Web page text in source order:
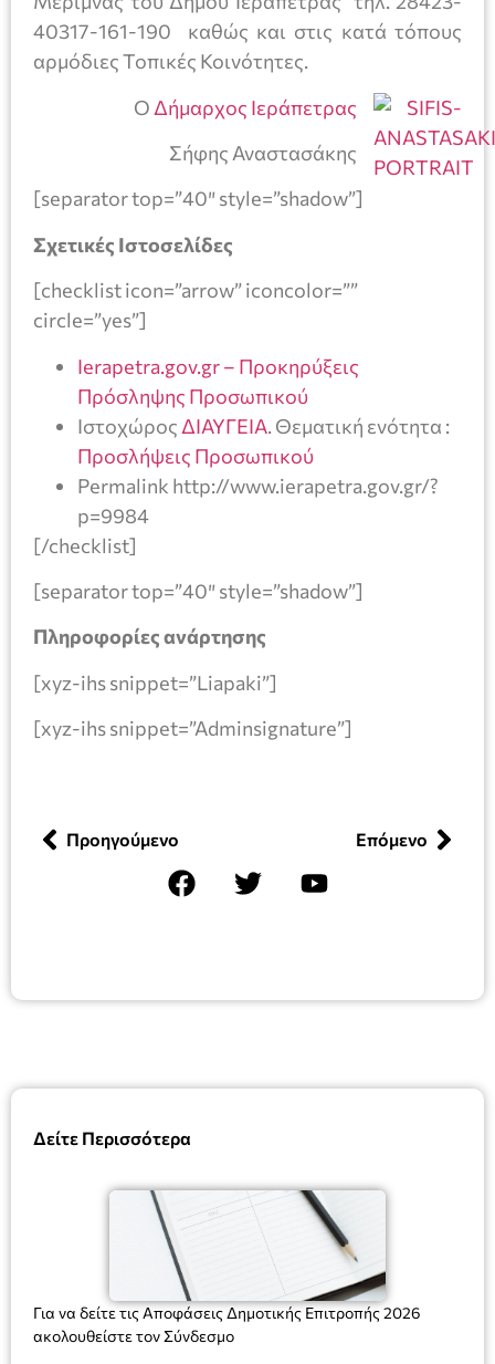
Δείτε Περισσότερα
Για να δείτε τις Αποφάσεις Δημοτικής Επιτροπής 2026
ακολουθείστε τον Σύνδεσμο
40317-161-190 καθώς και στις κατά τόπους
αρμόδιες Τοπικές Κοινότητες.
Ο Δήμαρχος Ιεράπετρας
Σήφης Αναστασάκης
[separator top=”40″ style=”shadow”]
Σχετικές Ιστοσελίδες
[checklist icon=”arrow” iconcolor=””
circle=”yes”]
Ierapetra.gov.gr – Προκηρύξεις
Πρόσληψης Προσωπικού
Ιστοχώρος ΔΙΑΥΓΕΙΑ. Θεματική ενότητα :
Προσλήψεις Προσωπικού
Permalink http://www.ierapetra.gov.gr/?
p=9984
[/checklist]
[separator top=”40″ style=”shadow”]
Πληροφορίες ανάρτησης
[xyz-ihs snippet=”Liapaki”]
[xyz-ihs snippet=”Adminsignature”]
Προηγούμενο Επόμενο